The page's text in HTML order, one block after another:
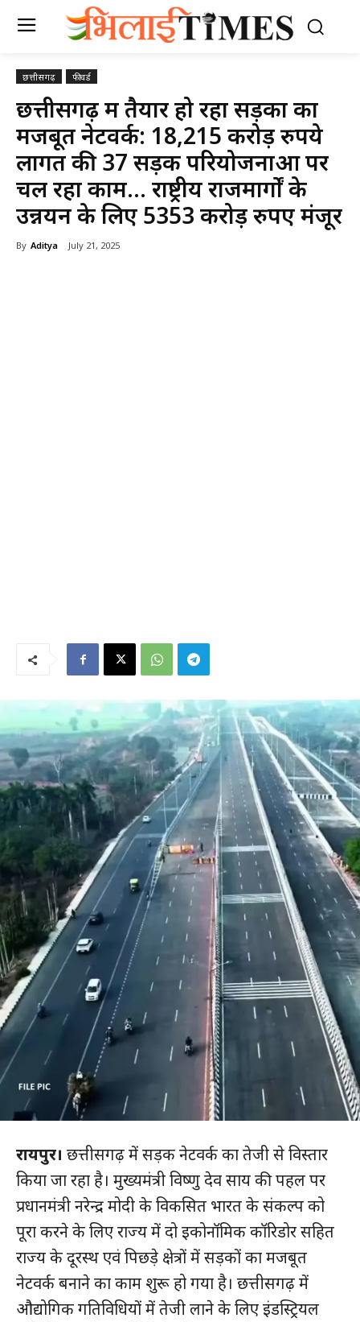
छत्तीसगढ़ फीचर्ड
छत्तीसगढ़ में तैयार हो रहा सड़कों का
मजबूत नेटवर्क: 18,215 करोड़ रुपये
लागत की 37 सड़क परियोजनाओं पर
चल रहा काम… राष्ट्रीय राजमार्गों के
उन्नयन के लिए 5353 करोड़ रुपए मंजूर
By Aditya July 21, 2025
रायपुर। छत्तीसगढ़ में सड़क नेटवर्क का तेजी से विस्तार
किया जा रहा है। मुख्यमंत्री विष्णु देव साय की पहल पर
प्रधानमंत्री नरेन्द्र मोदी के विकसित भारत के संकल्प को
पूरा करने के लिए राज्य में दो इकोनॉमिक कॉरिडोर सहित
राज्य के दूरस्थ एवं पिछड़े क्षेत्रों में सड़कों का मजबूत
नेटवर्क बनाने का काम शुरू हो गया है। छत्तीसगढ़ में
औद्योगिक गतिविधियों में तेजी लाने के लिए इंडस्ट्रियल